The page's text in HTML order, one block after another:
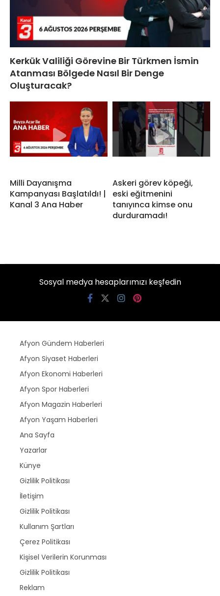
Kerkük Valiliği Görevine Bir Türkmen İsmin
Atanması Bölgede Nasıl Bir Denge
Oluşturacak?
Milli Dayanışma
Kampanyası Başlatıldı! |
Kanal 3 Ana Haber
Askeri görev köpeği,
eski eğitmenini
tanıyınca kimse onu
durduramadı!
Sosyal medya hesaplarımızı keşfedin
Afyon Gündem Haberleri
Afyon Siyaset Haberleri
Afyon Ekonomi Haberleri
Afyon Spor Haberleri
Afyon Magazin Haberleri
Afyon Yaşam Haberleri
Ana Sayfa
Yazarlar
Künye
Gizlilik Politikası
İletişim
Gizlilik Politikası
Kullanım Şartları
Çerez Politikası
Kişisel Verilerin Korunması
Gizlilik Politikası
Reklam